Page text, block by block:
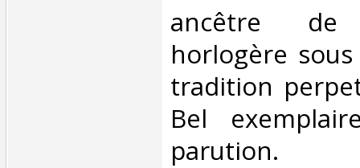
ancêtre
horlogère
tradition
Bel
parution.‎